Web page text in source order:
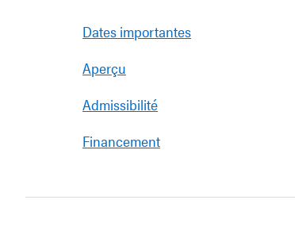
Dates importantes
Aperçu
Admissibilité
Financement